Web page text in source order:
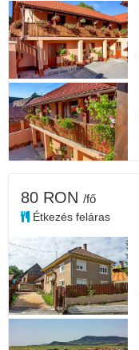
80 RON /fő
Étkezés feláras